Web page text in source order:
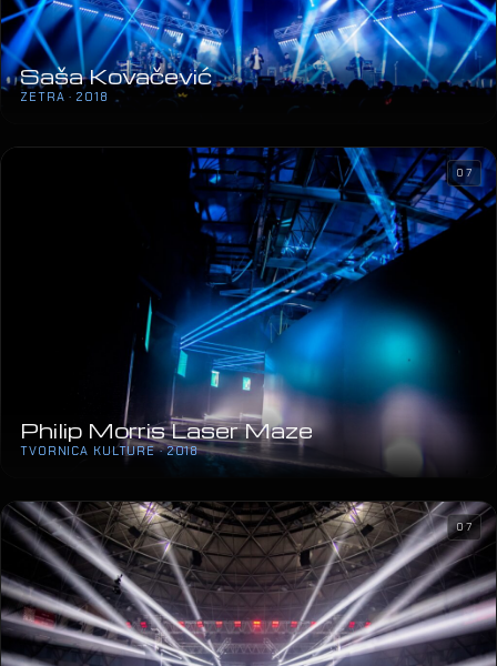
Saša Kovačević
ZETRA · 2018
Philip Morris Laser Maze
TVORNICA KULTURE · 2018
07
07